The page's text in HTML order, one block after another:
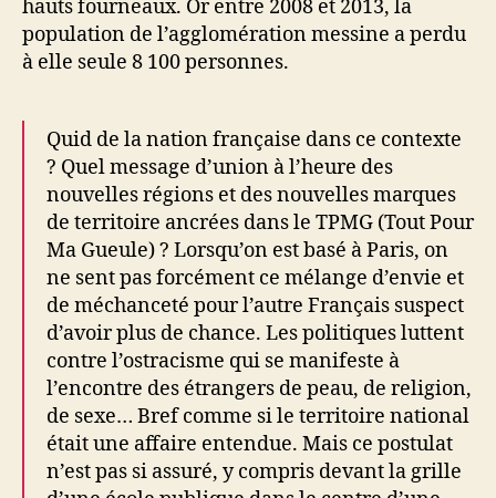
hauts fourneaux. Or entre 2008 et 2013, la
population de l’agglomération messine a perdu
à elle seule 8 100 personnes.
Quid de la nation française dans ce contexte
? Quel message d’union à l’heure des
nouvelles régions et des nouvelles marques
de territoire ancrées dans le TPMG (Tout Pour
Ma Gueule) ? Lorsqu’on est basé à Paris, on
ne sent pas forcément ce mélange d’envie et
de méchanceté pour l’autre Français suspect
d’avoir plus de chance. Les politiques luttent
contre l’ostracisme qui se manifeste à
l’encontre des étrangers de peau, de religion,
de sexe… Bref comme si le territoire national
était une affaire entendue. Mais ce postulat
n’est pas si assuré, y compris devant la grille